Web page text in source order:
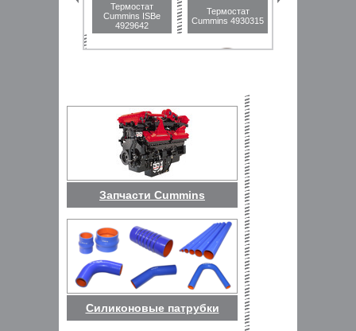
Термостат
Cummins ISBe
4929642
Термостат
Cummins 4930315
Термостат
4318197 Cummins
M11 / QSM11
Термостат
Cummins 5284903
Запчасти Cummins
Силиконовые патрубки